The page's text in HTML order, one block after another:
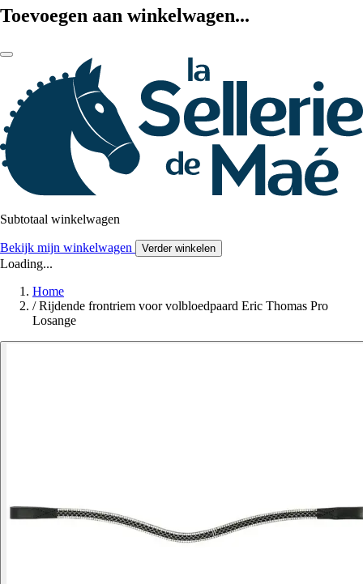
Toevoegen aan winkelwagen...
Subtotaal winkelwagen
Bekijk mijn winkelwagen Verder winkelen
Loading...
Home
/ Rijdende frontriem voor volbloedpaard Eric Thomas Pro
Losange